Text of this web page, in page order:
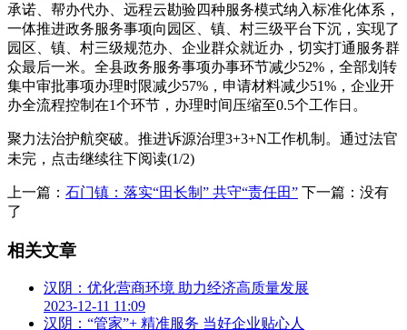
承诺、帮办代办、远程云勘验四种服务模式纳入标准化体系，
一体推进政务服务事项向园区、镇、村三级平台下沉，实现了
园区、镇、村三级规范办、企业群众就近办，切实打通服务群
众最后一米。全县政务服务事项办事环节减少52%，全部划转
集中审批事项办理时限减少57%，申请材料减少51%，企业开
办全流程控制在1个环节，办理时间压缩至0.5个工作日。
聚力法治护航突破。推进诉源治理3+3+N工作机制。通过法官
联系人民陪审员主抓案件审判、法官助理联系人民调解员主抓
三类人员、人民群众内部的三类解纷力量，围绕企业法治需求
做好诉源治理，实现了推动矛盾纠纷系统治理、综合治理、源
目）警务室140个，协助企业整改隐患81处，排查化解涉企矛
起，行政拘留9人，罚款4人，全力保障企业正常生产经营和项
目顺利建设。
未完，点击继续往下阅读(1/2)
上一篇： 石门镇：落实“田长制” 共守“责任田” 下一篇：没有
了
相关文章
汉阴：优化营商环境 助力经济高质量发展
2023-12-11 11:09
汉阴：“管家”+ 精准服务 当好企业贴心人